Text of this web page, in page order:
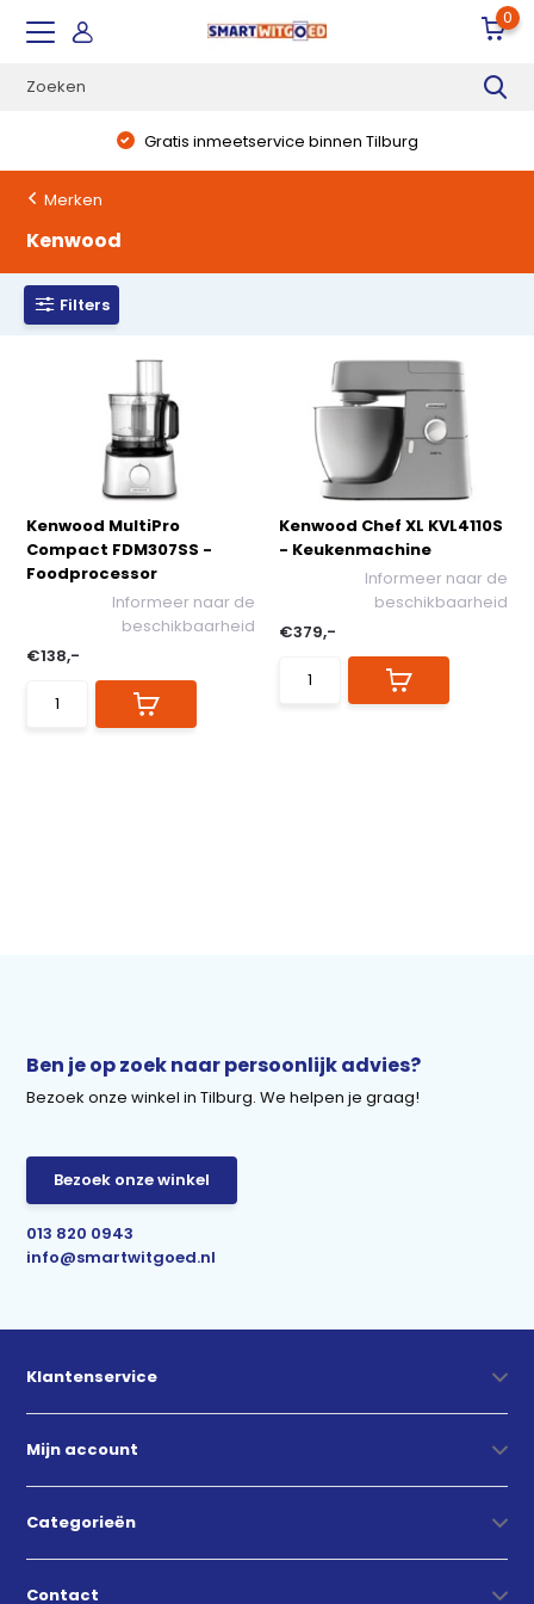
0
Gratis inmeetservice binnen Tilburg
Merken
Kenwood
Filters
Kenwood MultiPro
Compact FDM307SS -
Foodprocessor
Informeer naar de
beschikbaarheid
€138,-
Kenwood Chef XL KVL4110S
- Keukenmachine
Informeer naar de
beschikbaarheid
€379,-
Ben je op zoek naar persoonlijk advies?
Bezoek onze winkel in Tilburg. We helpen je graag!
Bezoek onze winkel
013 820 0943
info@smartwitgoed.nl
Klantenservice
Mijn account
Categorieën
Contact